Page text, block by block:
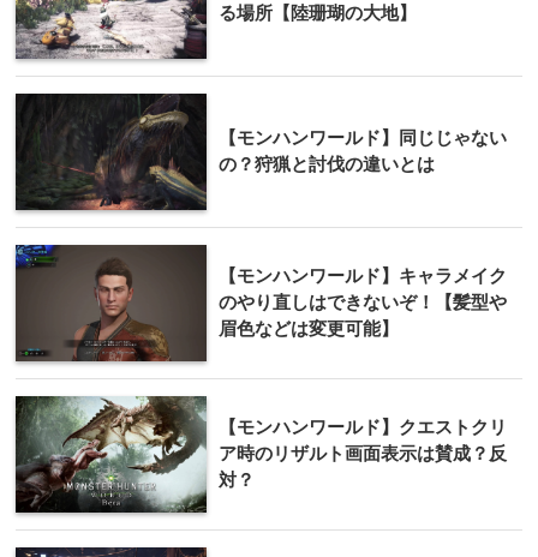
る場所【陸珊瑚の大地】
【モンハンワールド】同じじゃない
の？狩猟と討伐の違いとは
【モンハンワールド】キャラメイク
のやり直しはできないぞ！【髪型や
眉色などは変更可能】
【モンハンワールド】クエストクリ
ア時のリザルト画面表示は賛成？反
対？